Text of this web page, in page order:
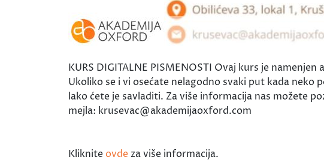
KURS DIGITALNE PISMENOSTI Ovaj kurs je
Ukoliko se i vi osećate nelagodno svaki put kada
lako ćete je savladiti. Za više informacija nas možete
mejla: krusevac@akademijaoxford.com
Kliknite ovde za više informacija.